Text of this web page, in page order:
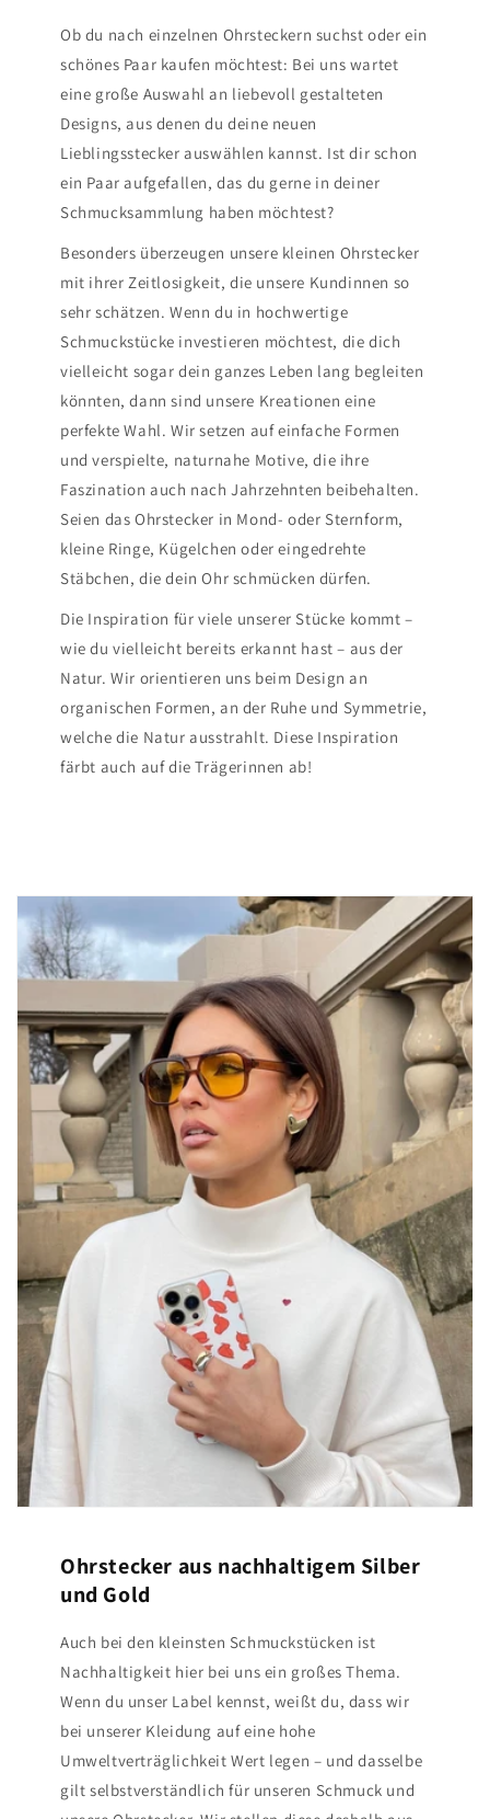
Ob du nach einzelnen Ohrsteckern suchst oder ein
schönes Paar kaufen möchtest: Bei uns wartet
eine große Auswahl an liebevoll gestalteten
Designs, aus denen du deine neuen
Lieblingsstecker auswählen kannst. Ist dir schon
ein Paar aufgefallen, das du gerne in deiner
Schmucksammlung haben möchtest?
Besonders überzeugen unsere kleinen Ohrstecker
mit ihrer Zeitlosigkeit, die unsere Kundinnen so
sehr schätzen. Wenn du in hochwertige
Schmuckstücke investieren möchtest, die dich
vielleicht sogar dein ganzes Leben lang begleiten
könnten, dann sind unsere Kreationen eine
perfekte Wahl. Wir setzen auf einfache Formen
und verspielte, naturnahe Motive, die ihre
Faszination auch nach Jahrzehnten beibehalten.
Seien das Ohrstecker in Mond- oder Sternform,
kleine Ringe, Kügelchen oder eingedrehte
Stäbchen, die dein Ohr schmücken dürfen.
Die Inspiration für viele unserer Stücke kommt –
wie du vielleicht bereits erkannt hast – aus der
Natur. Wir orientieren uns beim Design an
organischen Formen, an der Ruhe und Symmetrie,
welche die Natur ausstrahlt. Diese Inspiration
färbt auch auf die Trägerinnen ab!
Ohrstecker aus nachhaltigem Silber
und Gold
Auch bei den kleinsten Schmuckstücken ist
Nachhaltigkeit hier bei uns ein großes Thema.
Wenn du unser Label kennst, weißt du, dass wir
bei unserer Kleidung auf eine hohe
Umweltverträglichkeit Wert legen – und dasselbe
gilt selbstverständlich für unseren Schmuck und